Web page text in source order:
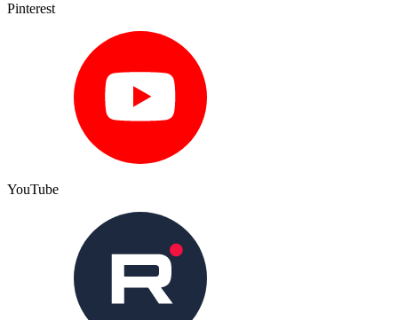
Pinterest
YouTube